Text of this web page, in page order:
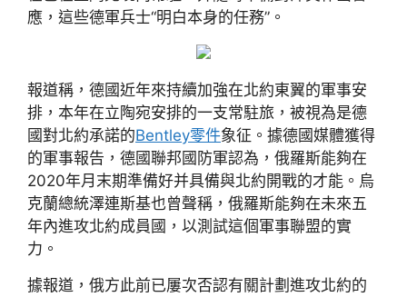
應，這些德軍兵士“明白本身的任務”。
報道稱，德國近年來持續加強在北約東翼的軍事安
排，本年在立陶宛安排的一支常駐旅，被視為是德
國對北約承諾的Bentley零件象征。據德國媒體獲得
的軍事報告，德國聯邦國防軍認為，俄羅斯能夠在
2020年月末期準備好并具備與北約開戰的才能。烏
克蘭總統澤連斯基也曾聲稱，俄羅斯能夠在未來五
年內進攻北約成員國，以測試這個軍事聯盟的實
力。
據報道，俄方此前已屢次否認有關計劃進攻北約的